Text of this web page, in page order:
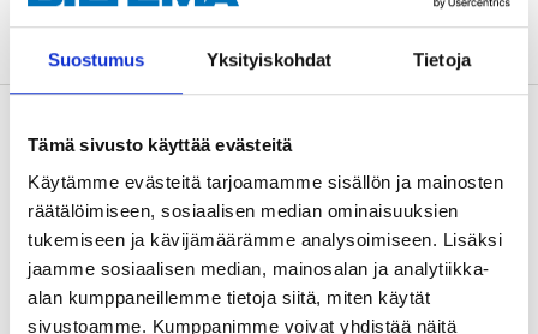
Suostumus Yksityiskohdat Tietoja
Tämä sivusto käyttää evästeitä
Käytämme evästeitä tarjoamamme sisällön ja mainosten
räätälöimiseen, sosiaalisen median ominaisuuksien
tukemiseen ja kävijämäärämme analysoimiseen. Lisäksi
jaamme sosiaalisen median, mainosalan ja analytiikka-
alan kumppaneillemme tietoja siitä, miten käytät
sivustoamme. Kumppanimme voivat yhdistää näitä
Osta & Nouda
Osta verkosta ja nouda tavaratalosta jo 2 tunnin kuluttua!
LUE LISÄÄ